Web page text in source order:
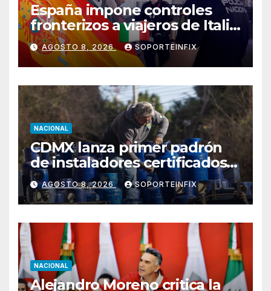
España impone controles
fronterizos a viajeros de Italia
en respuesta a crisis
migratoria de Ceuta
AGOSTO 8, 2026 SOPORTEINFIX
NACIONAL
CDMX lanza primer padrón
de instaladores certificados
de gas y electricidad tras
explosión en Cuernavaca
AGOSTO 8, 2026 SOPORTEINFIX
NACIONAL
Alejandro Moreno critica la